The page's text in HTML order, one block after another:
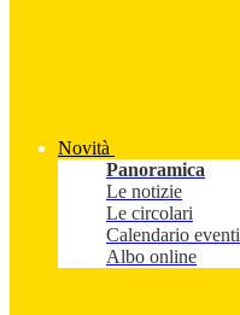
Novità
Panoramica
Le notizie
Le circolari
Calendario eventi
Albo online